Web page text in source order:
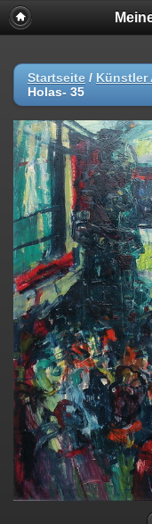
Startseite / Künstler
Holas- 35